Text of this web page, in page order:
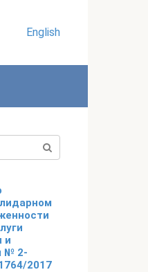
English
и
№ 2-
2017